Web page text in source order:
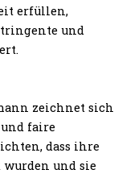
erfüllen,
und
zeichnet sich
faire
dass ihre
und sie